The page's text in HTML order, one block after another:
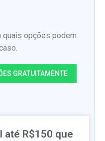
quais opções podem
GRATUITAMENTE
até R$150 que